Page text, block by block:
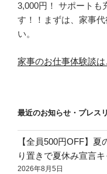
3,000円！ サポートも
す！！まずは、家事
い。
家事のお仕事体験談は
最近のお知らせ・プレス
【全員500円OFF】
り置きで夏休み宣言キ
2026年8月5日